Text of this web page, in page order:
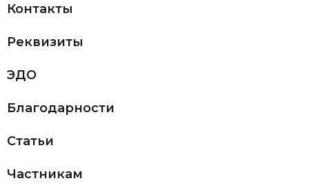
Контакты
Реквизиты
ЭДО
Благодарности
Статьи
Частникам